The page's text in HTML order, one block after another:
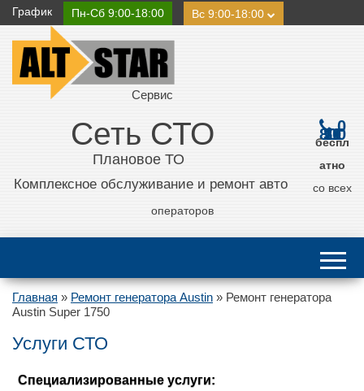
График Пн-Сб 9:00-18:00 Вс 9:00-18:00
Сервис
Сеть СТО
Плановое ТО
Комплексное обслуживание и ремонт авто
0
800 21 11 50
беспл
атно
со всех
операторов
Главная » Ремонт генератора Austin » Ремонт генератора
Austin Super 1750
Услуги СТО
Специализированные услуги: